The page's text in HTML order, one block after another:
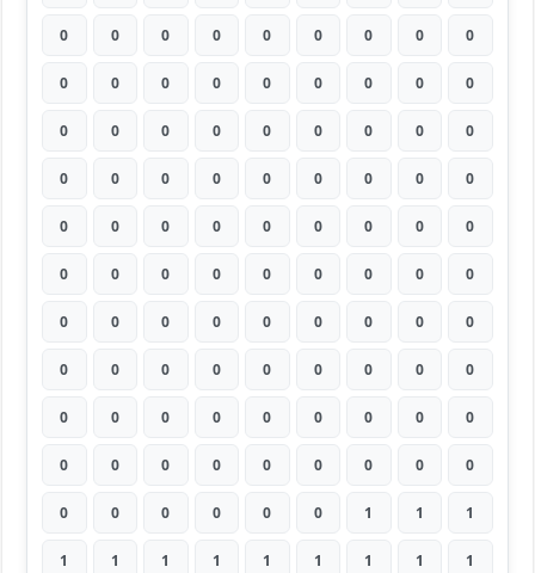
0 0 0 0 0 0 0 0 0
0 0 0 0 0 0 0 0 0
0 0 0 0 0 0 0 0 0
0 0 0 0 0 0 0 0 0
0 0 0 0 0 0 0 0 0
0 0 0 0 0 0 0 0 0
0 0 0 0 0 0 0 0 0
0 0 0 0 0 0 0 0 0
0 0 0 0 0 0 0 0 0
0 0 0 0 0 0 0 0 0
0 0 0 0 0 0 1 1 1
1 1 1 1 1 1 1 1 1